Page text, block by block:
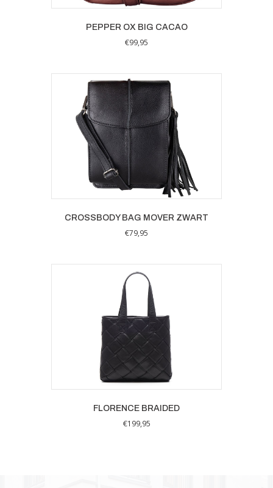
PEPPER OX BIG CACAO
€99,95
CROSSBODY BAG MOVER ZWART
€79,95
FLORENCE BRAIDED
€199,95